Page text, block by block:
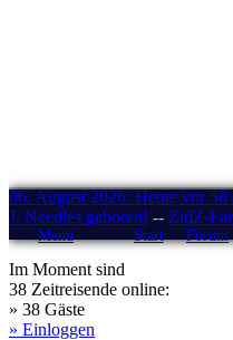
06. August 2026: Heute vor
J. Needles geboren! -- ZidZ-
Menü Start Forum
Im Moment sind
38 Zeitreisende online:
» 38 Gäste
» Einloggen